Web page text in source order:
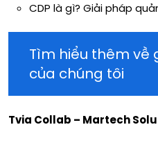
CDP là gì? Giải pháp
Tìm hiểu thêm về
của chúng tôi
Tvia Collab – Martech